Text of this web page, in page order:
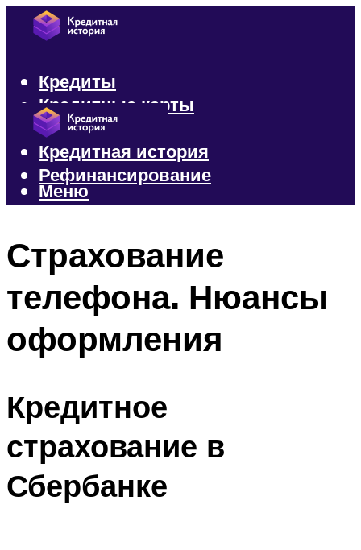
Кредиты
Кредитные карты
Микрозаймы
Кредитная история
Рефинансирование
Меню
Страхование
телефона. Нюансы
оформления
Кредитное
страхование в
Сбербанке